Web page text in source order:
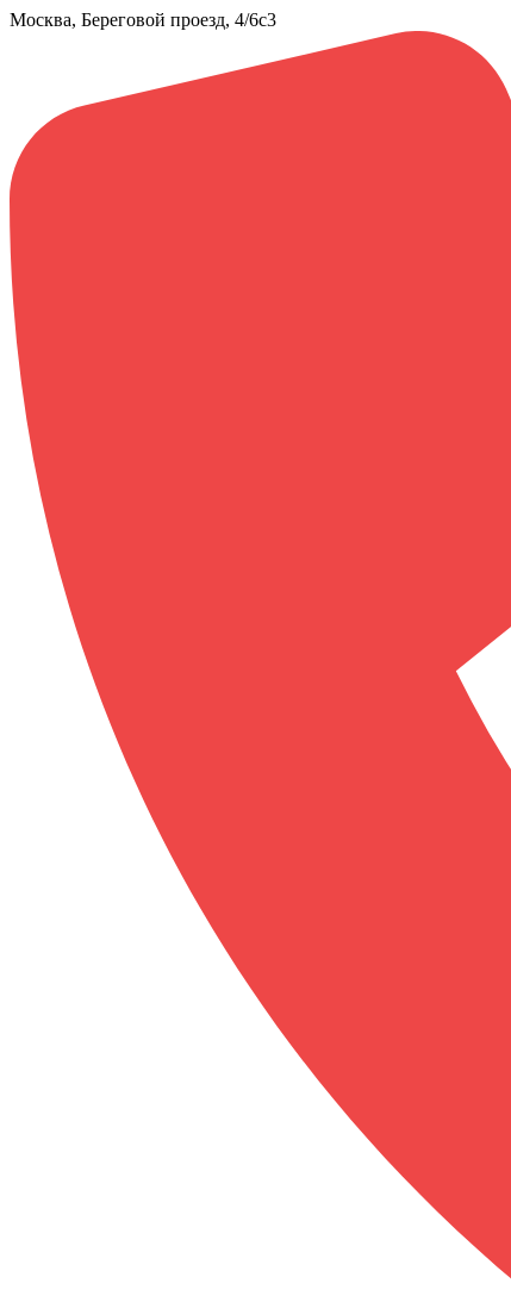
Москва, Береговой проезд, 4/6с3